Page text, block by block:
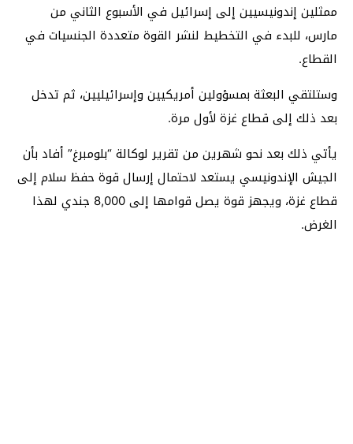
ممثلين إندونيسيين إلى إسرائيل في الأسبوع الثاني من
مارس، للبدء في التخطيط لنشر القوة متعددة الجنسيات في
القطاع.
وستلتقي البعثة بمسؤولين أمريكيين وإسرائيليين، ثم تدخل
بعد ذلك إلى قطاع غزة لأول مرة.
يأتي ذلك بعد نحو شهرين من تقرير لوكالة “بلومبرغ” أفاد بأن
الجيش الإندونيسي يستعد لاحتمال إرسال قوة حفظ سلام إلى
قطاع غزة، ويجهز قوة يصل قوامها إلى 8,000 جندي لهذا
الغرض.